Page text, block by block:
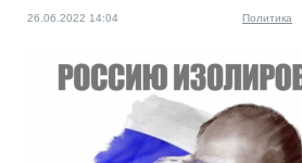
26.06.2022 14:04 Политика